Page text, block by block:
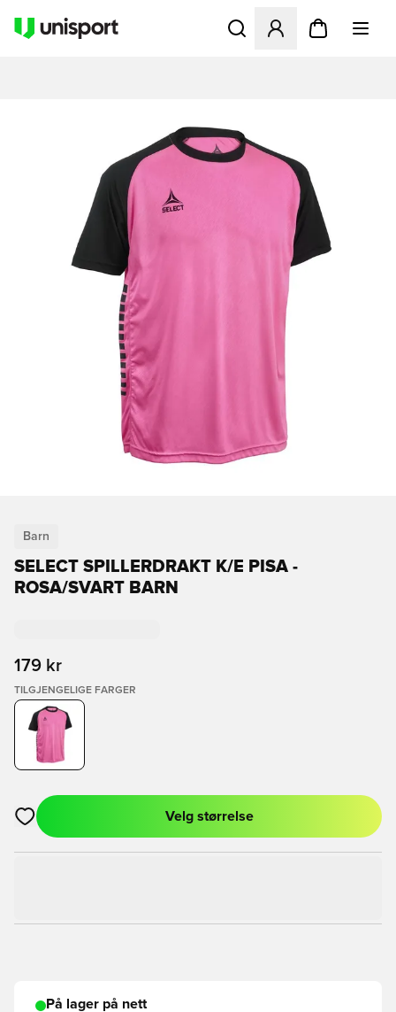
Åpner en Modal for å
Barn
SELECT SPILLERDRAKT K/E PISA -
ROSA/SVART BARN
179 kr
TILGJENGELIGE FARGER
Åpner en Modal for å logge inn eller registrere deg som
Velg størrelse
På lager på nett